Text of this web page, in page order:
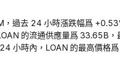
過去 24 小時漲跌幅爲
的流通供應量爲 33.65B
小時內，LOAN 的最高價格